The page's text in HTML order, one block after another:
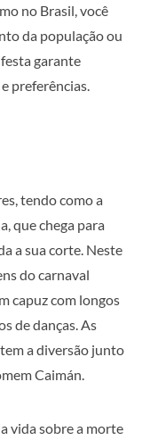
no Brasil, você
da população ou
garante
preferências.
tendo como a
que chega para
a sua corte. Neste
do carnaval
capuz com longos
de danças. As
a diversão junto
Caimán.
vida sobre a morte